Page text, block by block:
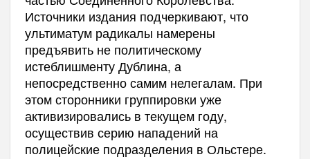
Источники издания подчеркивают, что
ультиматум радикалы намерены
предъявить не политическому
истеблишменту Дублина, а
непосредственно самим нелегалам. При
этом сторонники группировки уже
активизировались в текущем году,
осуществив серию нападений на
полицейские подразделения в Ольстере.